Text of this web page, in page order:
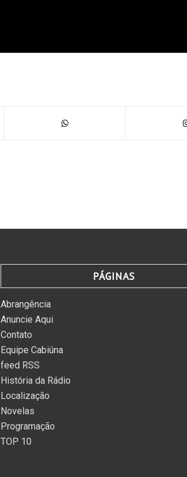
PÁGINAS
Abrangência
Anuncie Aqui
Contato
Equipe Cabiúna
feed RSS
História da Rádio
Localização
Novelas
Programação
TOP 10